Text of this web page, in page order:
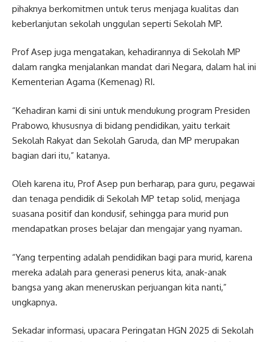
pihaknya berkomitmen untuk terus menjaga kualitas dan
keberlanjutan sekolah unggulan seperti Sekolah MP.
Prof Asep juga mengatakan, kehadirannya di Sekolah MP
dalam rangka menjalankan mandat dari Negara, dalam hal ini
Kementerian Agama (Kemenag) RI.
“Kehadiran kami di sini untuk mendukung program Presiden
Prabowo, khususnya di bidang pendidikan, yaitu terkait
Sekolah Rakyat dan Sekolah Garuda, dan MP merupakan
bagian dari itu,” katanya.
Oleh karena itu, Prof Asep pun berharap, para guru, pegawai
dan tenaga pendidik di Sekolah MP tetap solid, menjaga
suasana positif dan kondusif, sehingga para murid pun
mendapatkan proses belajar dan mengajar yang nyaman.
“Yang terpenting adalah pendidikan bagi para murid, karena
mereka adalah para generasi penerus kita, anak-anak
bangsa yang akan meneruskan perjuangan kita nanti,”
ungkapnya.
Sekadar informasi, upacara Peringatan HGN 2025 di Sekolah